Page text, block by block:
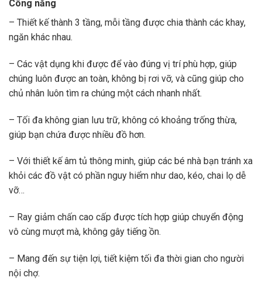
Công năng
– Thiết kế thành 3 tầng, mỗi tầng được chia thành các khay,
ngăn khác nhau.
– Các vật dụng khi được để vào đúng vị trí phù hợp, giúp
chúng luôn được an toàn, không bị rơi vỡ, và cũng giúp cho
chủ nhân luôn tìm ra chúng một cách nhanh nhất.
– Tối đa không gian lưu trữ, không có khoảng trống thừa,
giúp bạn chứa được nhiều đồ hơn.
– Với thiết kế âm tủ thông minh, giúp các bé nhà bạn tránh xa
khỏi các đồ vật có phần nguy hiểm như dao, kéo, chai lọ dễ
vỡ…
– Ray giảm chấn cao cấp được tích hợp giúp chuyển động
vô cùng mượt mà, không gây tiếng ồn.
– Mang đến sự tiện lợi, tiết kiệm tối đa thời gian cho người
nội chợ.